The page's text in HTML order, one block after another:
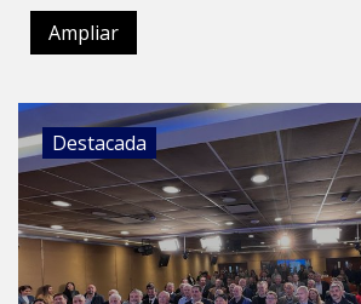
Ampliar
Destacada